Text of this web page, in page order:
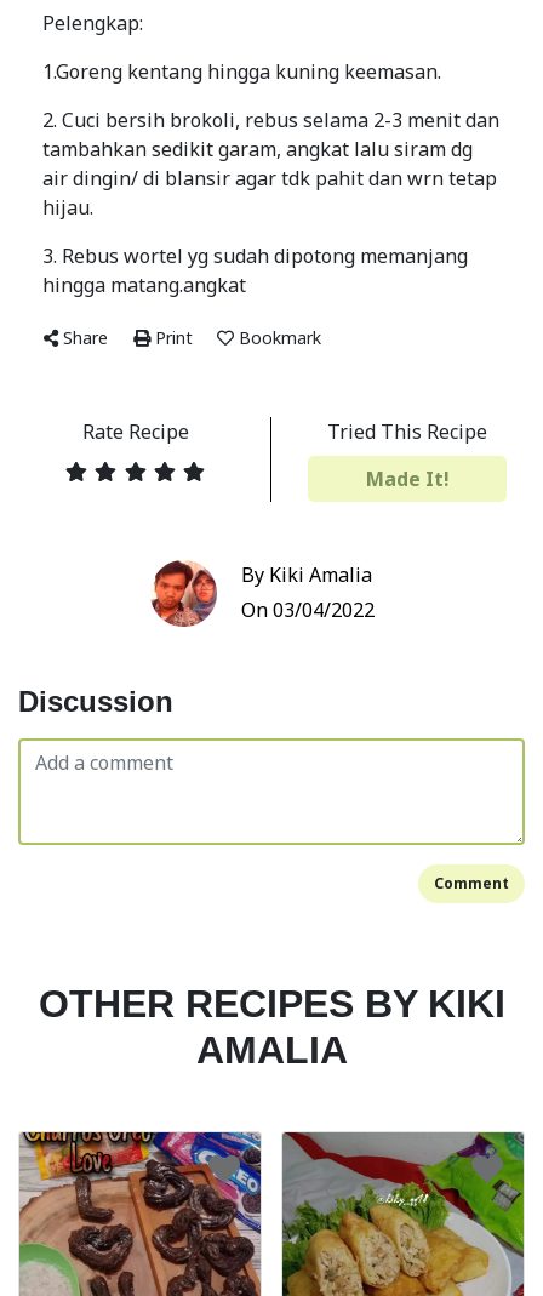
Pelengkap:
1.Goreng kentang hingga kuning keemasan.
2. Cuci bersih brokoli, rebus selama 2-3 menit dan
tambahkan sedikit garam, angkat lalu siram dg
air dingin/ di blansir agar tdk pahit dan wrn tetap
hijau.
3. Rebus wortel yg sudah dipotong memanjang
hingga matang.angkat
Share Print Bookmark
Rate Recipe
Tried This Recipe
Made It!
By Kiki Amalia
On 03/04/2022
Discussion
Comment
OTHER RECIPES BY KIKI
AMALIA